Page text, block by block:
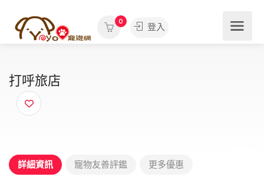
0
登入
打呼旅店
詳細資訊 寵物友善評鑑 更多優惠